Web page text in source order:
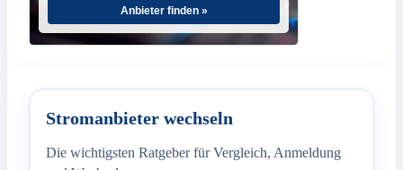
Anbieter finden »
Stromanbieter wechseln
Die wichtigsten Ratgeber für Vergleich, Anmeldung